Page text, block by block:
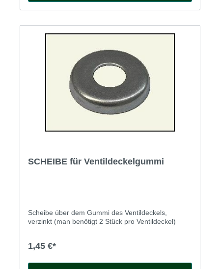
SCHEIBE für Ventildeckelgummi
Scheibe über dem Gummi des Ventildeckels,
verzinkt (man benötigt 2 Stück pro Ventildeckel)
1,45 €*